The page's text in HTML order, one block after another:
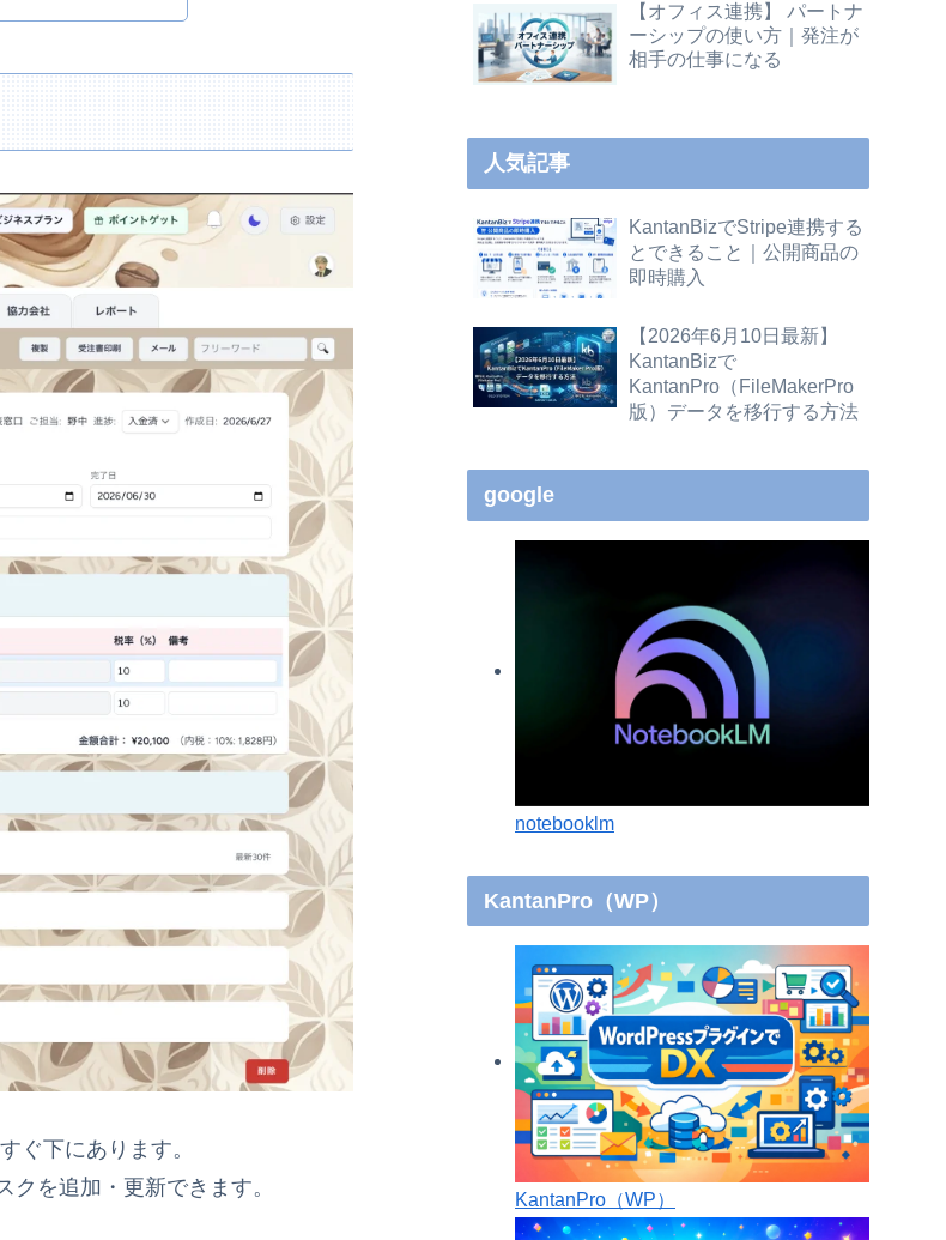
ぐ下にあります。
を追加・更新できます。
【オフィス連携】 パートナ
ーシップの使い方｜発注が
相手の仕事になる
人気記事
KantanBizでStripe連携する
とできること｜公開商品の
即時購入
【2026年6月10日最新】
KantanBizで
KantanPro（FileMakerPro
版）データを移行する方法
google
notebooklm
KantanPro（WP）
KantanPro（WP）